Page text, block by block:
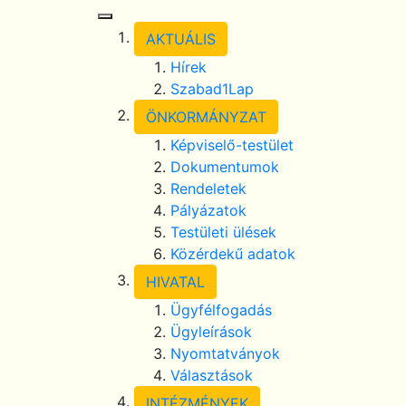
Toggle Navigation
AKTUÁLIS
Hírek
Szabad1Lap
ÖNKORMÁNYZAT
Képviselő-testület
Dokumentumok
Rendeletek
Pályázatok
Testületi ülések
Közérdekű adatok
HIVATAL
Ügyfélfogadás
Ügyleírások
Nyomtatványok
Választások